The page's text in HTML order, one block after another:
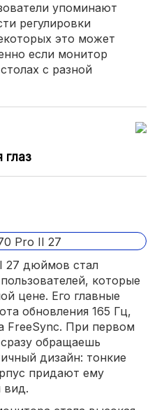
упоминают
регулировки
это может
если монитор
с разной
глаз
27 дюймов стал
которые
цене. Его главные
обновления 165 Гц,
FreeSync. При первом
обращаешь
дизайн: тонкие
придают ему
вид.